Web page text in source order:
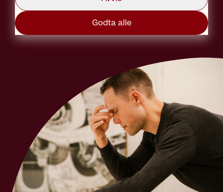
Godta alle